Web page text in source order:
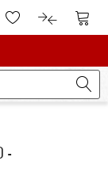
compte client
Vers la liste
Vers le
-